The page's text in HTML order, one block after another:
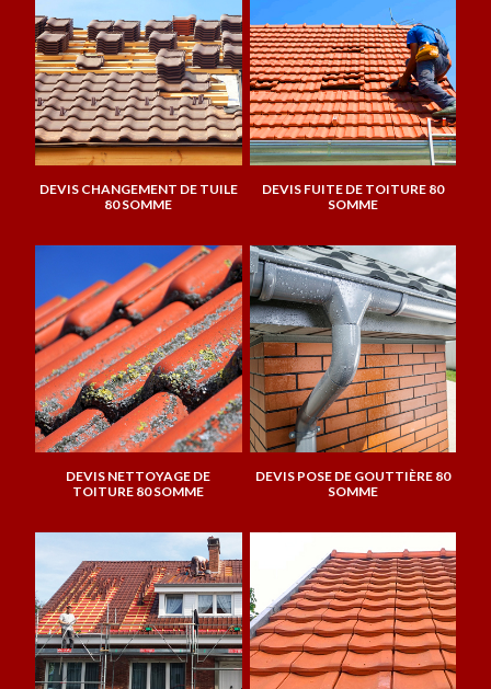
DEVIS CHANGEMENT DE TUILE
80 SOMME
DEVIS FUITE DE TOITURE 80
SOMME
DEVIS NETTOYAGE DE
TOITURE 80 SOMME
DEVIS POSE DE GOUTTIÈRE 80
SOMME